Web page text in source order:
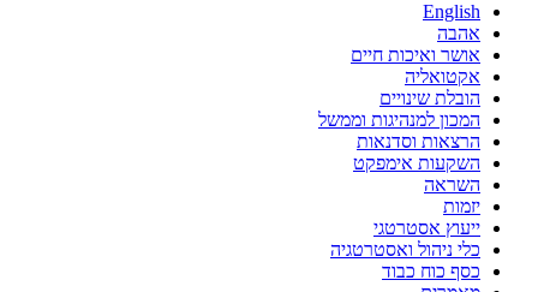
English
אהבה
אושר ואיכות חיים
אקטואליה
הובלת שינויים
המכון למנהיגות וממשל
הרצאות וסדנאות
השקעות אימפקט
השראה
יזמות
ייעוץ אסטרטגי
כלי ניהול ואסטרטגיה
כסף כוח כבוד